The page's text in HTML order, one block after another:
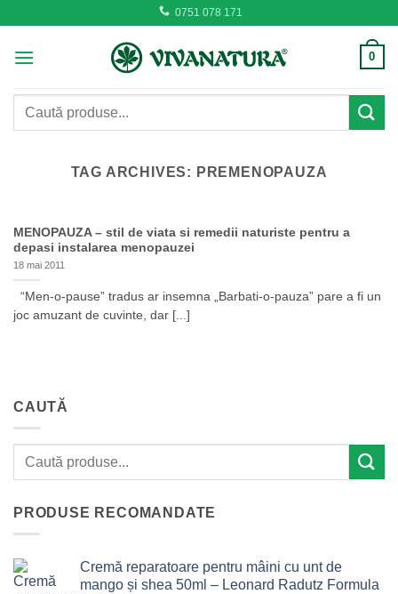
content
0751 078 171
0
Caută
TAG ARCHIVES: PREMENOPAUZA
MENOPAUZA – stil de viata si remedii naturiste pentru a
depasi instalarea menopauzei
18 mai 2011
“Men-o-pause” tradus ar insemna „Barbati-o-pauza” pare a fi un
joc amuzant de cuvinte, dar [...]
CAUTĂ
PRODUSE RECOMANDATE
Cremă reparatoare pentru mâini cu unt de
mango și shea 50ml – Leonard Radutz Formula